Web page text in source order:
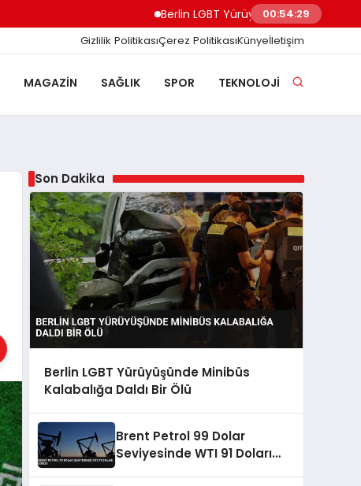
Berlin LGBT Yürüyüşünde Minibüs
00:54:30
Gizlilik PolitikasıÇerez PolitikasıKünyeİletişim
MAGAZIN SAĞLIK SPOR TEKNOLOJI
Son Dakika
Berlin LGBT Yürüyüşünde Minibüs
Kalabalığa Daldı Bir Ölü
Brent Petrol 99 Dolar
Seviyesinde WTI 91 Doları